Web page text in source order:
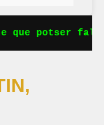
que potser